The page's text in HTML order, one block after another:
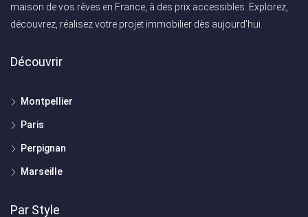
maison de vos rêves en France, à des prix accessibles. Explorez,
découvrez, réalisez votre projet immobilier dès aujourd'hui.
Découvrir
Montpellier
Paris
Perpignan
Marseille
Par Style